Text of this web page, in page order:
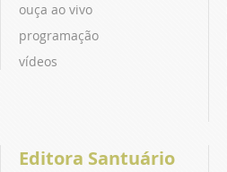
ouça ao vivo
programação
vídeos
Editora Santuário